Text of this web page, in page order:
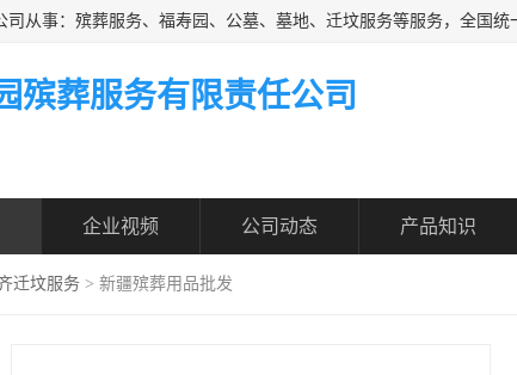
殡葬服务有限责任公司
企业视频 公司动态 产品知识
迁坟服务 > 新疆殡葬用品批发